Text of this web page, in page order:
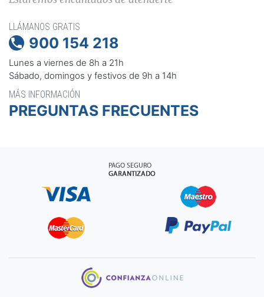
LLÁMANOS GRATIS
 900 154 218
Lunes a viernes de 8h a 21h
Sábado, domingos y festivos de 9h a 14h
MÁS INFORMACIÓN
PREGUNTAS FRECUENTES